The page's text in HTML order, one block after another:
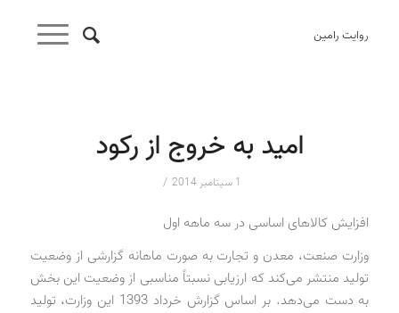
روایت رامین
امید به خروج از رکود
1 سپتامبر 2014 /
افزایش کالاهای اساسی در سه ماهه اول
وزارت صنعت، معدن و تجارت به صورت ماهانه گزارشی از وضعیت
تولید منتشر می‌کند که ارزیابی نسبتاً مناسبی از وضعیت این بخش
به دست می‌دهد. بر اساس گزارش خرداد 1393 این وزارت، تولید